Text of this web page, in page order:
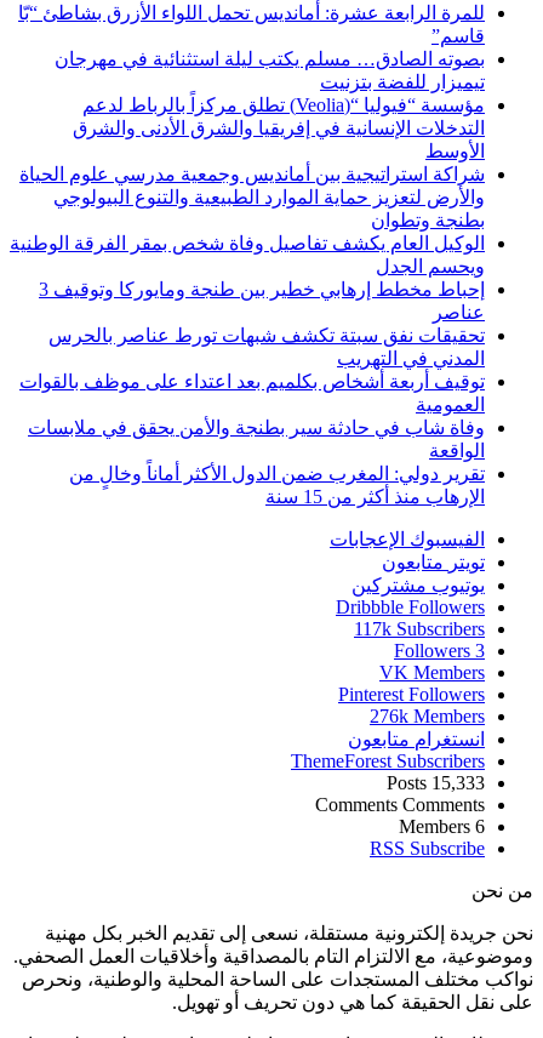
للمرة الرابعة عشرة: أمانديس تحمل اللواء الأزرق بشاطئ “بّا
قاسم”
بصوته الصادق… مسلم يكتب ليلة استثنائية في مهرجان
تيميزار للفضة بتزنيت
مؤسسة “فيوليا “(Veolia) تطلق مركزاً بالرباط لدعم
التدخلات الإنسانية في إفريقيا والشرق الأدنى والشرق
الأوسط
شراكة استراتيجية بين أمانديس وجمعية مدرسي علوم الحياة
والأرض لتعزيز حماية الموارد الطبيعية والتنوع البيولوجي
بطنجة وتطوان
الوكيل العام يكشف تفاصيل وفاة شخص بمقر الفرقة الوطنية
ويحسم الجدل
إحباط مخطط إرهابي خطير بين طنجة ومايوركا وتوقيف 3
عناصر
تحقيقات نفق سبتة تكشف شبهات تورط عناصر بالحرس
المدني في التهريب
توقيف أربعة أشخاص بكلميم بعد اعتداء على موظف بالقوات
العمومية
وفاة شاب في حادثة سير بطنجة والأمن يحقق في ملابسات
الواقعة
تقرير دولي: المغرب ضمن الدول الأكثر أماناً وخالٍ من
الإرهاب منذ أكثر من 15 سنة
الفيسبوك الإعجابات
تويتر متابعون
يوتيوب مشتركين
Dribbble Followers
117k Subscribers
3
Followers
VK Members
Pinterest Followers
276k Members
انستغرام متابعون
ThemeForest Subscribers
15,333
Posts
Comments Comments
6
Members
RSS Subscribe
من نحن
نحن جريدة إلكترونية مستقلة، نسعى إلى تقديم الخبر بكل مهنية
وموضوعية، مع الالتزام التام بالمصداقية وأخلاقيات العمل الصحفي.
نواكب مختلف المستجدات على الساحة المحلية والوطنية، ونحرص
على نقل الحقيقة كما هي دون تحريف أو تهويل.